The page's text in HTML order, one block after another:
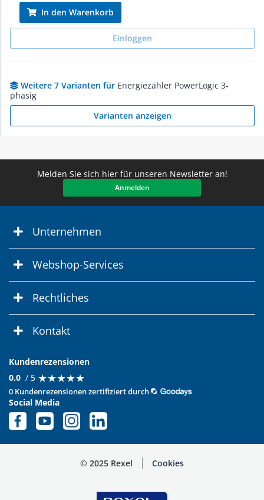
In den Warenkorb
Einloggen
Weitere 7 Varianten für Energiezähler PowerLogic 3-
phasig
Varianten anzeigen
Melden Sie sich hier für unseren Newsletter an!
Anmelden
Unternehmen
Webshop-Services
Rechtliches
Kontakt
Kundenrezensionen
0.0 / 5 ★★★★★
★★★★★
0 Kundenrezensionen zertifiziert durch
Social Media
© 2025 Rexel Cookies